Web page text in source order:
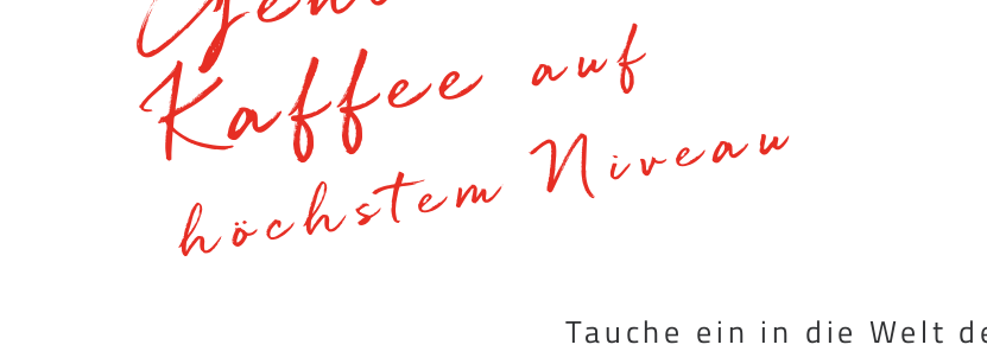
a
u
f
h
ö
c
h
s
t
e
m
N
i
v
e
a
u
Tauche ein in die Welt